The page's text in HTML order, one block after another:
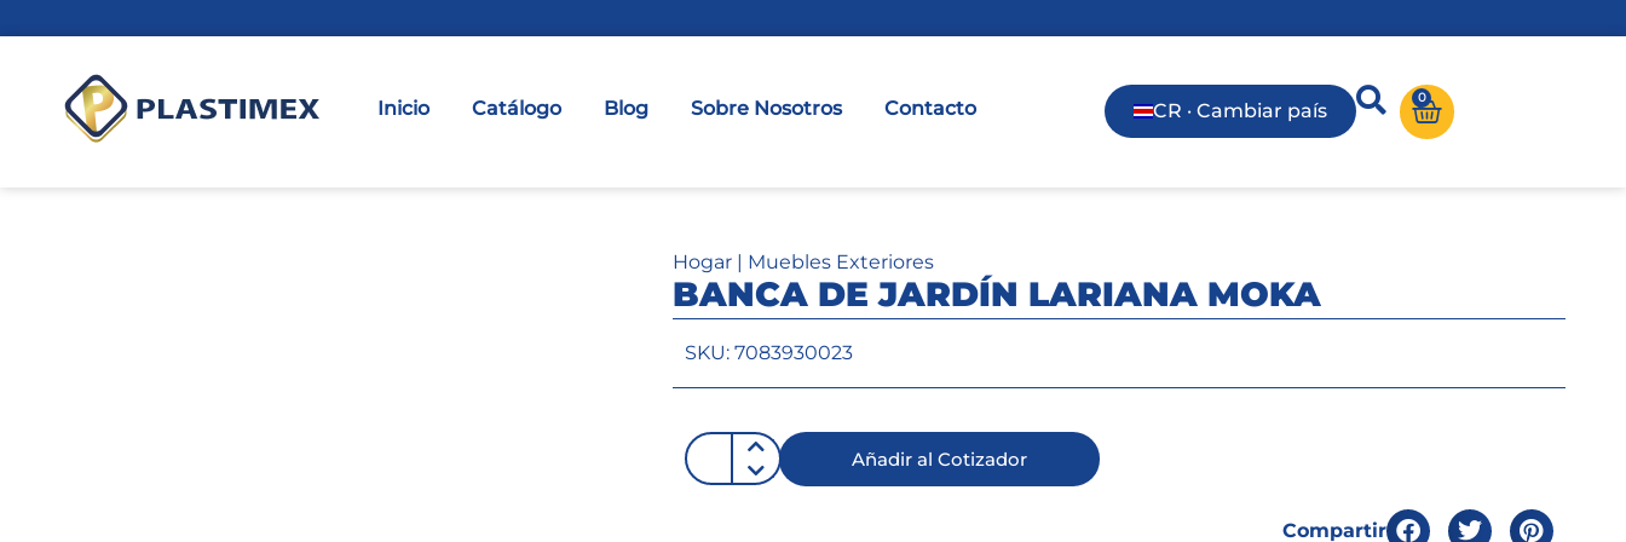
Inicio Catálogo Blog Sobre Nosotros Contacto CR · Cambiar país
0
Hogar| Muebles Exteriores
BANCA DE JARDÍN LARIANA MOKA
SKU: 7083930023
Añadir al Cotizador
Compartir